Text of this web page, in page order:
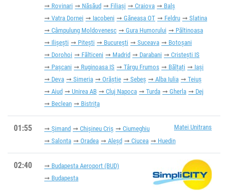
Rovinari
Năsăud Filiași Craiova
Balș
Vatra Dornei
Iacobeni Găneasa OT Feldru
Slatina
Câmpulung Moldovenesc
Gura Humorului
Păltinoasa
Ilișești
Pitești București Suceava
Botoșani
Dorohoi
Fălticeni Madrid Darabani
Cristești IS
Pașcani
Ruginoasa IS Târgu Frumos Bălțați
Iași
Deva
Simeria Orăștie Sebeș Alba Iulia
Teiuș
Aiud
Unirea AB Cluj Napoca Turda Gherla
Dej
Beclean
Bistrița
01:55 Matei Unitrans
Șimand Chișineu Criș
Ciumeghiu
Salonta
Oradea Aleșd Ciucea Huedin
02:40
Budapesta Aeroport (BUD)
Budapesta